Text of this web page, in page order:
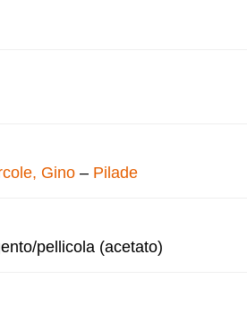
Gino – Pilade
pellicola (acetato)